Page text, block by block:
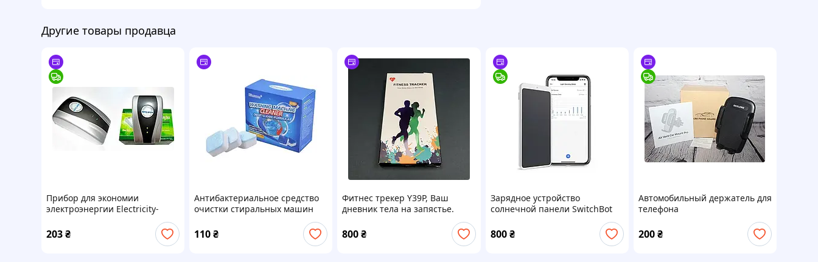
Другие товары продавца
Прибор для экономии
электроэнергии Electricity-
203₴
Антибактериальное средство
очистки стиральных машин
110₴
Фитнес трекер Y39P, Ваш
дневник тела на запястье.
Fitness Tracker Your Body Diary
on the Wrist
800₴
Зарядное устройство
солнечной панели SwitchBot
800 ₴
Автомобильный держатель для
телефона
200₴